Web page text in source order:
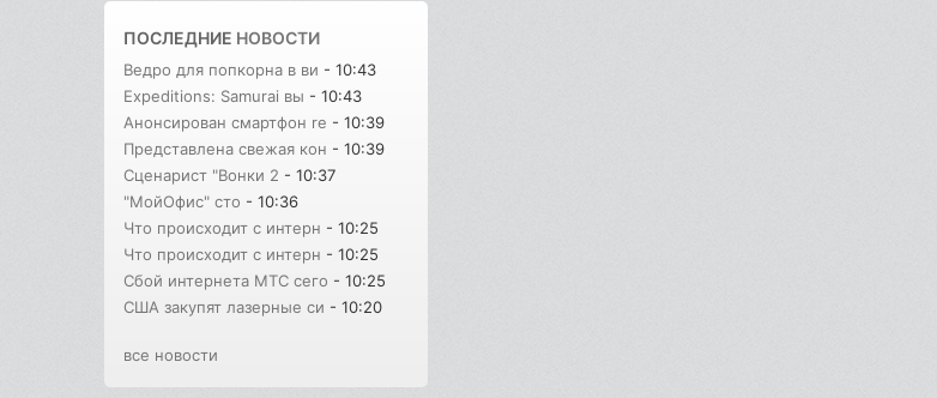
ПОСЛЕДНИЕ НОВОСТИ
Ведро для попкорна в ви - 10:43
Expeditions: Samurai вы - 10:43
Анонсирован смартфон re - 10:39
Представлена свежая кон - 10:39
Сценарист "Вонки 2 - 10:37
"МойОфис" сто - 10:36
Что происходит с интерн - 10:25
Что происходит с интерн - 10:25
Сбой интернета МТС сего - 10:25
США закупят лазерные си - 10:20
все новости